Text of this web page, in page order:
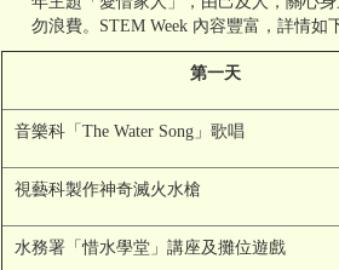
勿浪費。STEM Week 內容豐富，詳情如
第一天
音樂科「The Water Song」歌唱
視藝科製作神奇滅火水槍
水務署「惜水學堂」講座及攤位遊戲